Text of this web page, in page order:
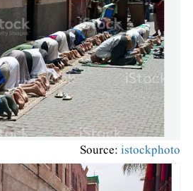
Source: istockphoto